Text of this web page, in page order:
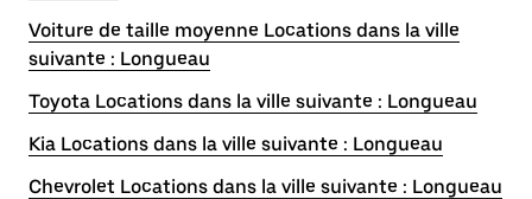
Voiture de taille moyenne Locations dans la ville
suivante : Longueau
Toyota Locations dans la ville suivante : Longueau
Kia Locations dans la ville suivante : Longueau
Chevrolet Locations dans la ville suivante : Longueau